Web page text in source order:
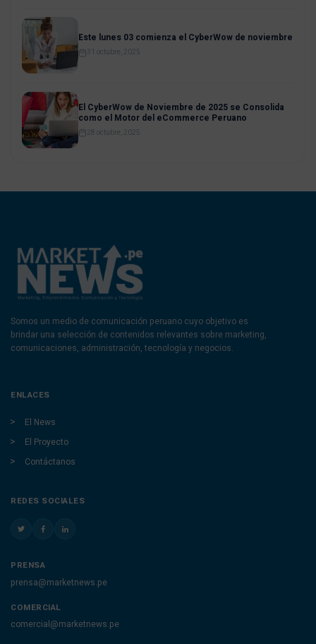
Este lunes 03 comienza el CyberWow de noviembre
31 octubre, 2025
El CyberWow de Noviembre de 2025 se Consolida
como el Motor del eCommerce Peruano
28 octubre, 2025
Somos un medio de comunicación peruano cuyo objetivo es
brindar una selección de contenidos relevantes sobre marketing,
comunicaciones, administración, tecnología y negocios.
ENLACES
El News
El Proyecto
Contáctanos
REDES SOCIALES
PRENSA
prensa@marketnews.pe
COMERCIAL
comercial@marketnews.pe